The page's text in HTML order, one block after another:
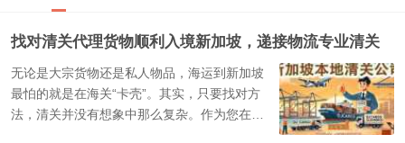
找对清关代理货物顺利入境新加坡，递接物流专业清关
无论是大宗货物还是私人物品，海运到新加坡
最怕的就是在海关“卡壳”。其实，只要找对方
法，清关并没有想象中那么复杂。作为您在新